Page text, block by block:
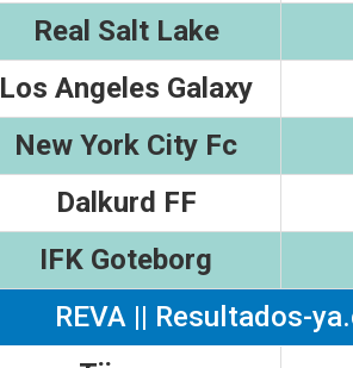
Real Salt Lake
Los Angeles Galaxy
New York City Fc
Dalkurd FF
IFK Goteborg
REVA || Resultados-